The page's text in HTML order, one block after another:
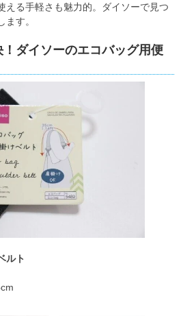
える手軽さも魅力的。ダイソーで見つ
す。
ダイソーのエコバッグ用便
ルト